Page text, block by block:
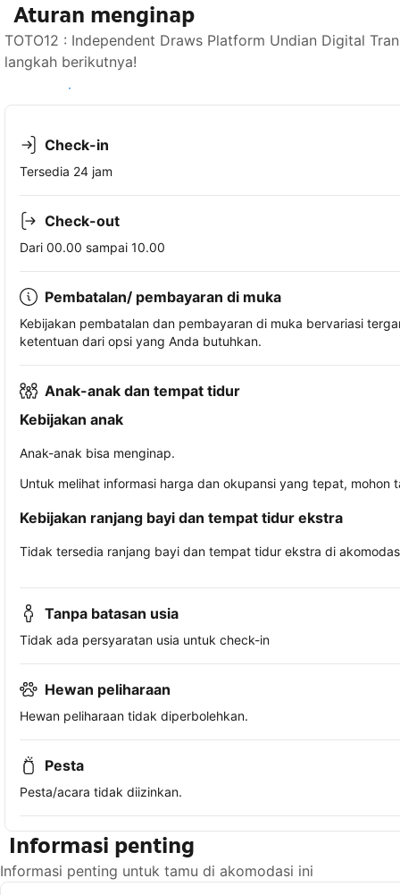
Aturan menginap
TOTO12 : Independent Draws Platform Undian Digital
langkah berikutnya!
Lihat ketersediaan
Check-in
Tersedia 24 jam
Check-out
Dari 00.00 sampai 10.00
Pembatalan/ pembayaran di muka
Kebijakan pembatalan dan pembayaran di muka bervariasi
ketentuan dari opsi yang Anda butuhkan.
Anak-anak dan tempat tidur
Kebijakan anak
Anak-anak bisa menginap.
Untuk melihat informasi harga dan okupansi yang tepat,
Kebijakan ranjang bayi dan tempat tidur ekstra
Tidak tersedia ranjang bayi dan tempat tidur ekstra di
Tanpa batasan usia
Tidak ada persyaratan usia untuk check-in
Hewan peliharaan
Hewan peliharaan tidak diperbolehkan.
Pesta
Pesta/acara tidak diizinkan.
Informasi penting
Informasi penting untuk tamu di akomodasi ini